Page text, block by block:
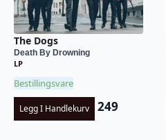
The Dogs
Death By Drowning
LP
Bestillingsvare
Legg I Handlekurv 249